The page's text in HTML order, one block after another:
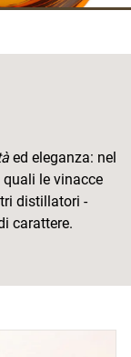
ed eleganza: nel
le vinacce
distillatori -
carattere.